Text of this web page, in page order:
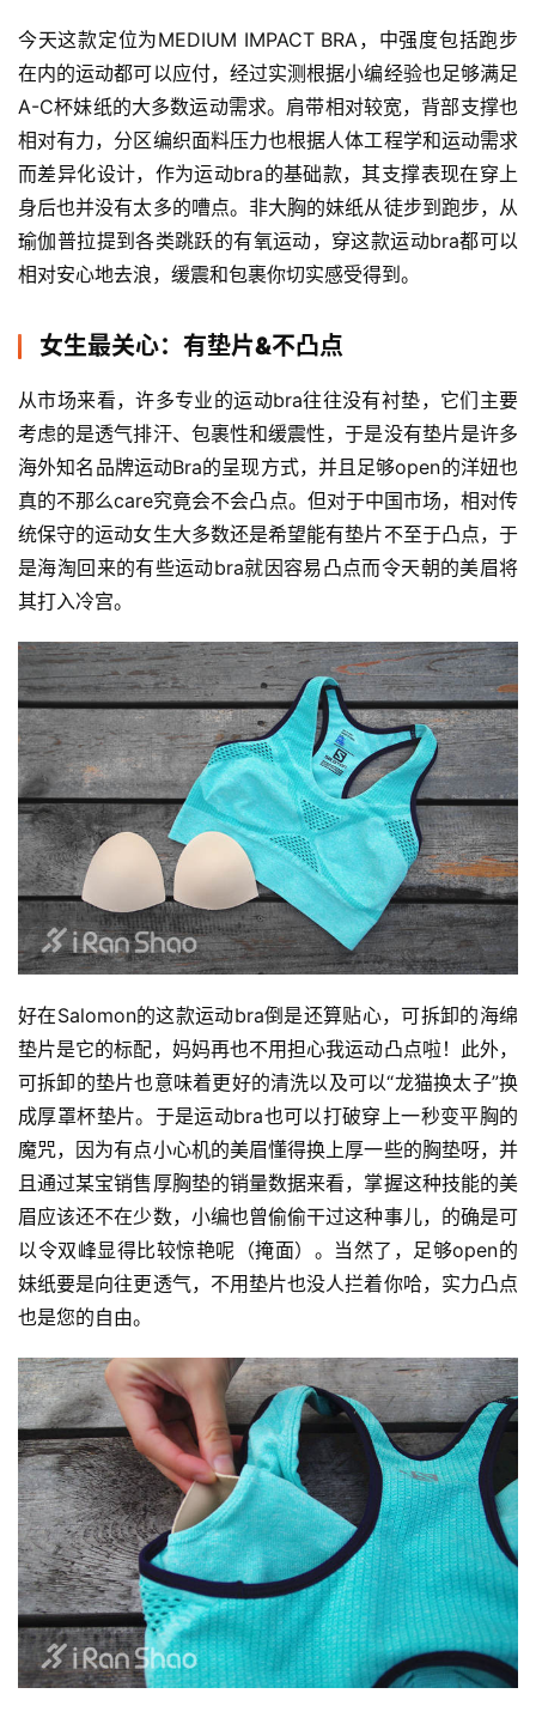
今天这款定位为MEDIUM IMPACT BRA，中强度包括跑步
在内的运动都可以应付，经过实测根据小编经验也足够满足
A-C杯妹纸的大多数运动需求。肩带相对较宽，背部支撑也
相对有力，分区编织面料压力也根据人体工程学和运动需求
而差异化设计，作为运动bra的基础款，其支撑表现在穿上
身后也并没有太多的嘈点。非大胸的妹纸从徒步到跑步，从
瑜伽普拉提到各类跳跃的有氧运动，穿这款运动bra都可以
相对安心地去浪， 缓震和包裹你切实感受得到。
女生最关心：有垫片&不凸点
从市场来看，许多专业的运动bra往往没有衬垫，它们主要
考虑的是透气排汗、包裹性和缓震性，于是没有垫片是许多
海外知名品牌运动Bra的呈现方式，并且足够open的洋妞也
真的不那么care究竟会不会凸点。但对于中国市场，相对传
统保守的运动女生大多数还是希望能有垫片不至于凸点，于
是海淘回来的有些运动bra就因容易凸点而令天朝的美眉将
其打入冷宫。
好在Salomon的这款运动bra倒是还算贴心，可拆卸的海绵
垫片是它的标配，妈妈再也不用担心我运动凸点啦！此外，
可拆卸的垫片也意味着更好的清洗以及可以“龙猫换太子”换
成厚罩杯垫片。于是运动bra也可以打破穿上一秒变平胸的
魔咒，因为有点小心机的美眉懂得换上厚一些的胸垫呀，并
且通过某宝销售厚胸垫的销量数据来看，掌握这种技能的美
眉应该还不在少数，小编也曾偷偷干过这种事儿，的确是可
以令双峰显得比较惊艳呢（掩面）。当然了，足够open的
妹纸要是向往更透气，不用垫片也没人拦着你哈，实力凸点
也是您的自由。